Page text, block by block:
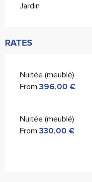
Jardin
RATES
Nuitée (meublé)
From 396,00 €
Nuitée (meublé)
From 330,00 €